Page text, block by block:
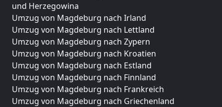
und Herzegowina
Umzug von Magdeburg nach Irland
Umzug von Magdeburg nach Lettland
Umzug von Magdeburg nach Zypern
Umzug von Magdeburg nach Kroatien
Umzug von Magdeburg nach Estland
Umzug von Magdeburg nach Finnland
Umzug von Magdeburg nach Frankreich
Umzug von Magdeburg nach Griechenland